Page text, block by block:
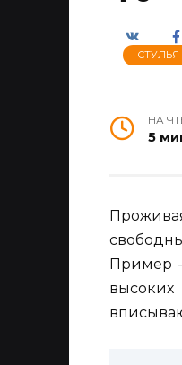
СТУЛЬЯ
НА
5
Пример